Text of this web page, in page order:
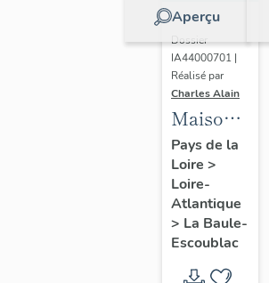
Aperçu
Dossier
IA44000701 |
Réalisé par
Charles Alain
Maison
dite villa
balnéaire
Ohentzea,
7 avenue
Professeur-
Thiroloix
Pays de la
Loire >
Loire-
Atlantique
> La Baule-
Escoublac